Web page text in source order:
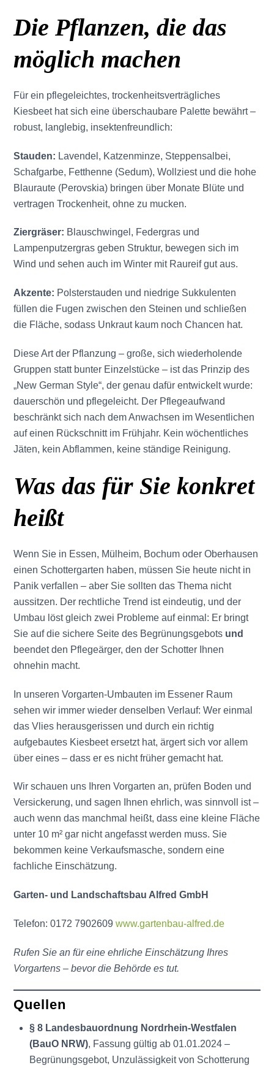
Die Pflanzen, die das
möglich machen
Für ein pflegeleichtes, trockenheitsverträgliches
Kiesbeet hat sich eine überschaubare Palette bewährt –
robust, langlebig, insektenfreundlich:
Stauden: Lavendel, Katzenminze, Steppensalbei,
Schafgarbe, Fetthenne (Sedum), Wollziest und die hohe
Blauraute (Perovskia) bringen über Monate Blüte und
vertragen Trockenheit, ohne zu mucken.
Ziergräser: Blauschwingel, Federgras und
Lampenputzergras geben Struktur, bewegen sich im
Wind und sehen auch im Winter mit Raureif gut aus.
Akzente: Polsterstauden und niedrige Sukkulenten
füllen die Fugen zwischen den Steinen und schließen
die Fläche, sodass Unkraut kaum noch Chancen hat.
Diese Art der Pflanzung – große, sich wiederholende
Gruppen statt bunter Einzelstücke – ist das Prinzip des
„New German Style“, der genau dafür entwickelt wurde:
dauerschön und pflegeleicht. Der Pflegeaufwand
beschränkt sich nach dem Anwachsen im Wesentlichen
auf einen Rückschnitt im Frühjahr. Kein wöchentliches
Jäten, kein Abflammen, keine ständige Reinigung.
Was das für Sie konkret
heißt
Wenn Sie in Essen, Mülheim, Bochum oder Oberhausen
einen Schottergarten haben, müssen Sie heute nicht in
Panik verfallen – aber Sie sollten das Thema nicht
aussitzen. Der rechtliche Trend ist eindeutig, und der
Umbau löst gleich zwei Probleme auf einmal: Er bringt
Sie auf die sichere Seite des Begrünungsgebots und
beendet den Pflegeärger, den der Schotter Ihnen
ohnehin macht.
In unseren Vorgarten-Umbauten im Essener Raum
sehen wir immer wieder denselben Verlauf: Wer einmal
das Vlies herausgerissen und durch ein richtig
aufgebautes Kiesbeet ersetzt hat, ärgert sich vor allem
über eines – dass er es nicht früher gemacht hat.
Wir schauen uns Ihren Vorgarten an, prüfen Boden und
Versickerung, und sagen Ihnen ehrlich, was sinnvoll ist –
auch wenn das manchmal heißt, dass eine kleine Fläche
unter 10 m² gar nicht angefasst werden muss. Sie
bekommen keine Verkaufsmasche, sondern eine
fachliche Einschätzung.
Garten- und Landschaftsbau Alfred GmbH
Telefon: 0172 7902609www.gartenbau-alfred.de
Rufen Sie an für eine ehrliche Einschätzung Ihres
Vorgartens – bevor die Behörde es tut.
Quellen
§ 8 Landesbauordnung Nordrhein-Westfalen
(BauO NRW), Fassung gültig ab 01.01.2024 –
Begrünungsgebot, Unzulässigkeit von Schotterung